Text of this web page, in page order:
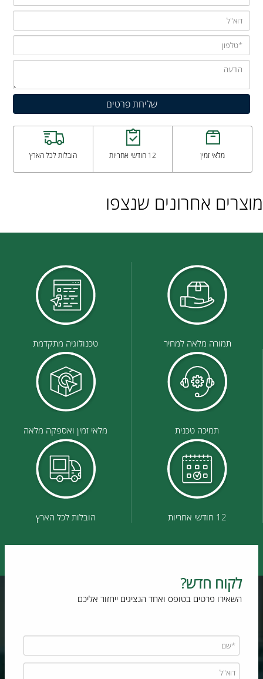
מלאי זמין 12 חודשי אחריות הובלות לכל הארץ
מוצרים אחרונים שנצפו
תמורה מלאה למחיר טכנולוגיה מתקדמת
תמיכה טכנית מלאי זמין ואספקה מלאה
12 חודשי אחריות הובלות לכל הארץ
לקוח חדש?
השאירו פרטים בטופס ואחד הנציגים ייחזור אליכם